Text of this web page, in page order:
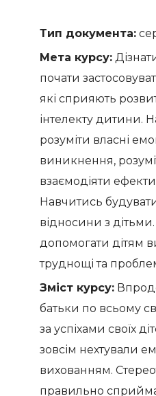
Тип документа:
Мета курсу:
почати
які сприяють
інтелекту дитини.
розуміти власні
виникнення,
взаємодіяти
Навчитись
відносини з
допомогати дітям
труднощі та
Зміст курсу:
батьки по всьому
за успіхами своїх
зовсім нехтували
вихованням.
правильно